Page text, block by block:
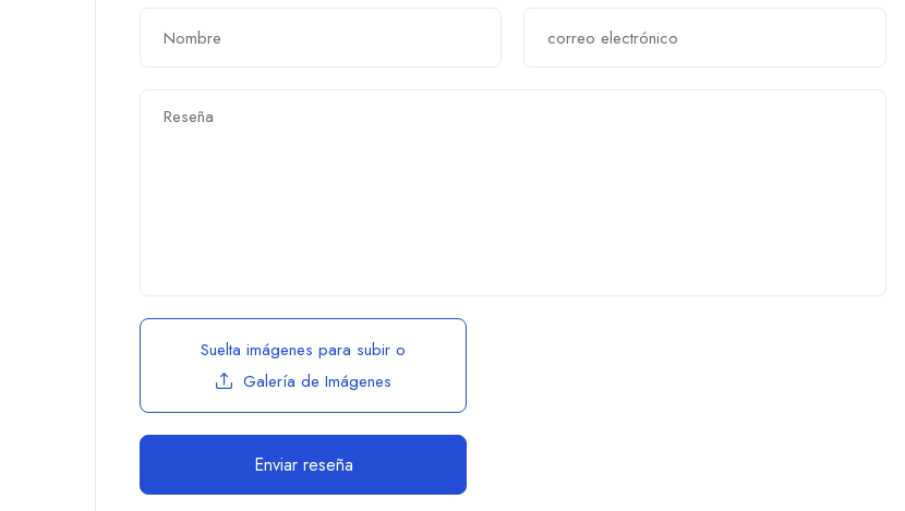
Suelta imágenes para subir o
Galería de Imágenes